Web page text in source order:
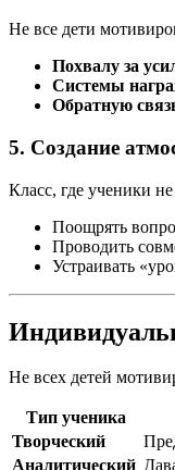
Не все дети
Похвалу за
Системы
Обратную
5. Создание
Класс, где ученики
Поощрять
Проводить
Устраивать
Не всех детей
Тип ученика
Творческий
Аналитический